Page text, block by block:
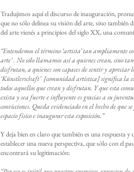
Tradujimos aquí el discurso de inauguración,
que no sólo delinea su visión del arte, sino también
del arte vienés a principios del siglo XX, una
“Entendemos el término ‘artista’tan ampliamente
arte’. No sólo llamamos así a quienes crean, sino
disfrutan, a quienes son capaces de sentir y apreciar
‘Künstlerschaft’ [comunidad artística] significa la
todos aquellos que crean y disfrutan. Y que esta
exista y sea fuerte e influyente es gracias a su
convicciones. Queda evidenciado en el hecho de que
espacio físico e inaugurar esta exposición.”
Y deja bien en claro que también es una respuesta y
establecer una nueva perspectiva, que sólo con el
encontrará su legitimación: